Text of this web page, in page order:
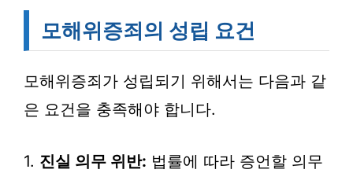
모해위증죄의 성립 요건
모해위증죄가 성립되기 위해서는 다음과 같
은 요건을 충족해야 합니다.
1. 진실 의무 위반: 법률에 따라 증언할 의무